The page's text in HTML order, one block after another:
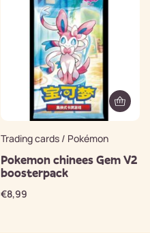
Trading cards / Pokémon
Pokemon chinees Gem V2
boosterpack
€8,99